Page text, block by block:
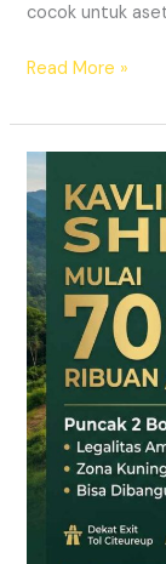
cocok untuk
Read More »
HARMONI
PRIME
EAST
BOGOR
–
KAVLING
SHM
LEGAL
DI
PUNCAK
2
BOGOR